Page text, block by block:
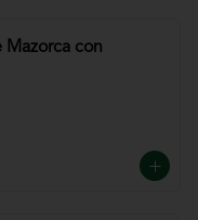
Mazorca con